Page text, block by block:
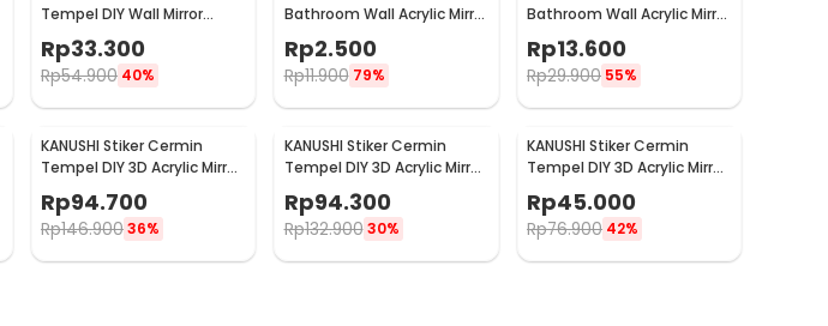
Tempel DIY Wall Mirror
Reflective Sticker
50x150cm - HS501
Rp33.300
Rp54.900 40%
Bathroom Wall Acrylic Mirror
Rp2.500
Rp11.900 79%
Bathroom Wall Acrylic Mirror
Waterproof 27x42cm - L02
Rp13.600
Rp29.900 55%
KANUSHI Stiker Cermin
Tempel DIY 3D Acrylic Mirror
KN-100
Rp94.700
Rp146.90036%
KANUSHI Stiker Cermin
Tempel DIY 3D Acrylic Mirror
Adhesive 100U 50x100cm -
KN-100
Rp94.300
Rp132.900 30%
KANUSHI Stiker Cermin
Tempel DIY 3D Acrylic Mirror
KN-100
Rp45.000
Rp76.900 42%